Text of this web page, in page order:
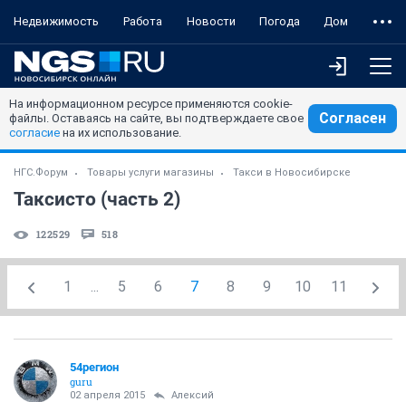
Недвижимость Работа Новости Погода Дом
На информационном ресурсе применяются cookie-
файлы. Оставаясь на сайте, вы подтверждаете свое
согласие на их использование.
Согласен
НГС.Форум Товары услуги магазины Такси в Новосибирске
Таксисто (часть 2)
122529 518
1 ... 5 6 7 8 9 10 11
54регион
guru
02 апреля 2015 Алексий